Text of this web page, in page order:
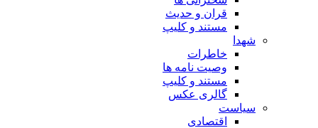
قران و حدیث
مستند و کلیپ
شهدا
خاطرات
وصیت نامه ها
مستند و کلیپ
گالری عکس
سیاست
اقتصادی